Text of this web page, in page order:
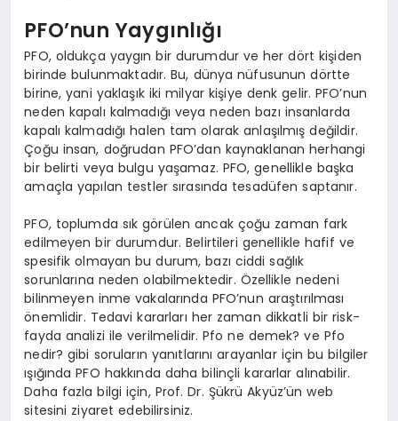
PFO’nun Yaygınlığı
PFO, oldukça yaygın bir durumdur ve her dört kişiden
birinde bulunmaktadır. Bu, dünya nüfusunun dörtte
birine, yani yaklaşık iki milyar kişiye denk gelir. PFO’nun
neden kapalı kalmadığı veya neden bazı insanlarda
kapalı kalmadığı halen tam olarak anlaşılmış değildir.
Çoğu insan, doğrudan PFO’dan kaynaklanan herhangi
bir belirti veya bulgu yaşamaz. PFO, genellikle başka
amaçla yapılan testler sırasında tesadüfen saptanır.
PFO, toplumda sık görülen ancak çoğu zaman fark
edilmeyen bir durumdur. Belirtileri genellikle hafif ve
spesifik olmayan bu durum, bazı ciddi sağlık
sorunlarına neden olabilmektedir. Özellikle nedeni
bilinmeyen inme vakalarında PFO’nun araştırılması
önemlidir. Tedavi kararları her zaman dikkatli bir risk-
fayda analizi ile verilmelidir. Pfo ne demek? ve Pfo
nedir? gibi soruların yanıtlarını arayanlar için bu bilgiler
ışığında PFO hakkında daha bilinçli kararlar alınabilir.
Daha fazla bilgi için, Prof. Dr. Şükrü Akyüz’ün web
sitesini ziyaret edebilirsiniz.